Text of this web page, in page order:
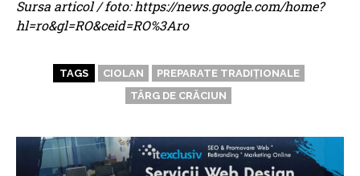
Sursa articol / foto: https://news.google.com/home?
hl=ro&gl=RO&ceid=RO%3Aro
TAGS CIOLAN
PREPARATE TRADIȚIONALE
TÂRG DE CRĂCIUN